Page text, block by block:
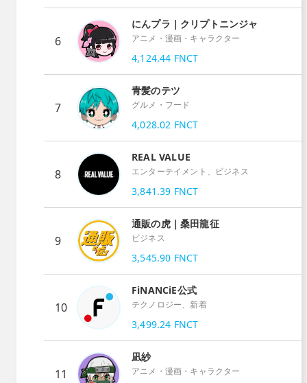
6
にんプラ｜クリプトニンジャ
アニメ・漫画・キャラクター
4,124.44 FNCT
7
青髪のテツ
グルメ・フード
4,028.02 FNCT
8
REAL VALUE
エンターテイメント、ビジネス
3,841.39 FNCT
9
通販の虎｜桑田龍征
ビジネス
3,545.90 FNCT
10
FiNANCiE公式
テクノロジー、新着
3,499.24 FNCT
11
凪紗
アニメ・漫画・キャラクター